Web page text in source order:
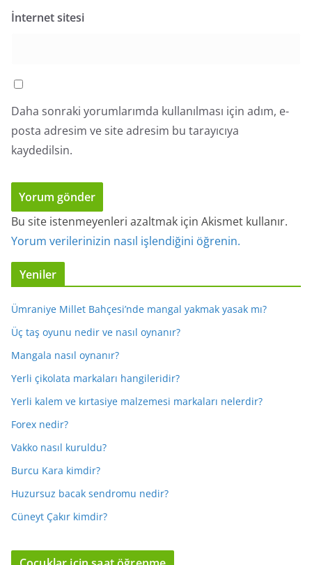
İnternet sitesi
Daha sonraki yorumlarımda kullanılması için adım, e-
posta adresim ve site adresim bu tarayıcıya
kaydedilsin.
Bu site istenmeyenleri azaltmak için Akismet kullanır.
Yorum verilerinizin nasıl işlendiğini öğrenin.
Yeniler
Ümraniye Millet Bahçesi’nde mangal yakmak yasak mı?
Üç taş oyunu nedir ve nasıl oynanır?
Mangala nasıl oynanır?
Yerli çikolata markaları hangileridir?
Yerli kalem ve kırtasiye malzemesi markaları nelerdir?
Forex nedir?
Vakko nasıl kuruldu?
Burcu Kara kimdir?
Huzursuz bacak sendromu nedir?
Cüneyt Çakır kimdir?